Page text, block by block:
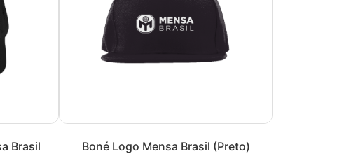
Brasil
Boné Logo Mensa Brasil (Preto)